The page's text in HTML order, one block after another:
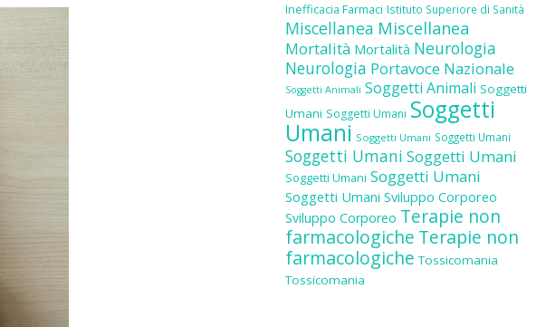
Inefficacia Farmaci Istituto Superiore di Sanità
Miscellanea Miscellanea
Mortalità Mortalità Neurologia
Neurologia Portavoce Nazionale
Soggetti Animali Soggetti Animali Soggetti
Umani Soggetti Umani Soggetti
Umani Soggetti Umani Soggetti Umani
Soggetti Umani Soggetti Umani
Soggetti Umani Soggetti Umani
Soggetti Umani Sviluppo Corporeo
Sviluppo Corporeo Terapie non
farmacologiche Terapie non
farmacologiche Tossicomania
Tossicomania